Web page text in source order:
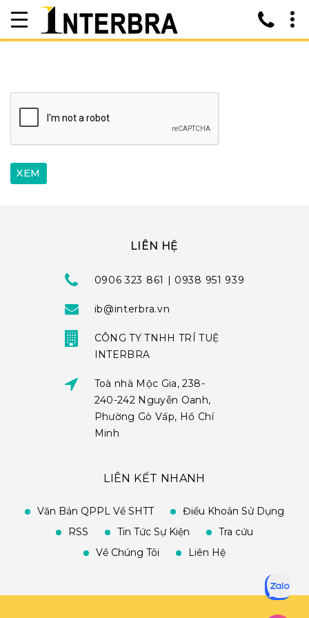
LIÊN HỆ
0906 323 861 | 0938 951 939
ib@interbra.vn
CÔNG TY TNHH TRÍ TUỆ
INTERBRA
Toà nhà Mộc Gia, 238-
240-242 Nguyễn Oanh,
Phường Gò Vấp, Hồ Chí
Minh
LIÊN KẾT NHANH
Văn Bản QPPL Về SHTT
Điều Khoản Sử Dụng
RSS
Tin Tức Sự Kiện
Tra cứu
Về Chúng Tôi
Liên Hệ